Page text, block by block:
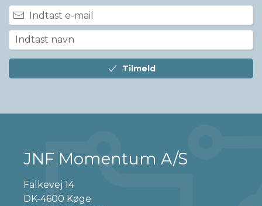
Tilmeld
JNF Momentum A/S
Falkevej 14
DK-4600 Køge